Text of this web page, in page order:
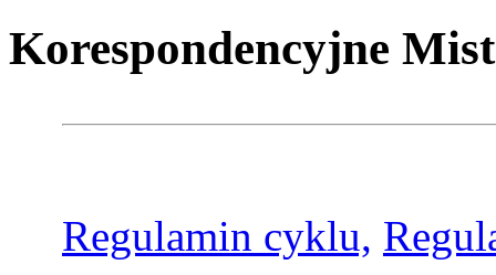
Korespondencyjne
Regulamin cyklu,